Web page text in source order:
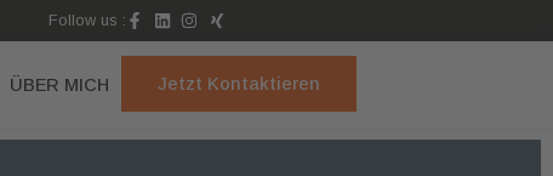
Follow us :
ÜBER MICH Jetzt Kontaktieren